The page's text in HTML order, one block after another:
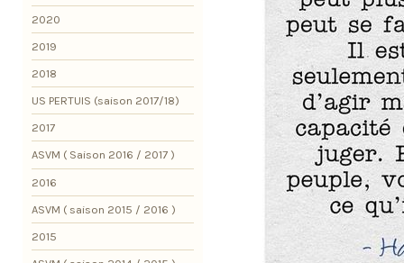
2020
2019
2018
US PERTUIS (saison 2017/18)
2017
ASVM ( Saison 2016 / 2017 )
2016
ASVM ( saison 2015 / 2016 )
2015